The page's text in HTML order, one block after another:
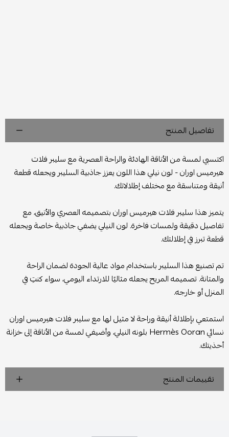
تفاصيل المنتج
اكتسبي لمسة من الأناقة الهادئة والراحة العصرية مع سليبر فلات
هيرميس اوران - لون نيلي هذا اللون يعزز جاذبية السليبر ويجعله قطعة
أنيقة ومتناسقة مع مختلف إطلالاتك.
يتميز هذا سليبر فلات هيرميس اوران بتصميمه العصري والأنيق، مع
تفاصيل دقيقة ولمسات فاخرة. لون النيلي يضفي جاذبية خاصة ويجعله
قطعة تبرز في إطلالتك.
تم تصنيع هذا السليبر باستخدام مواد عالية الجودة لضمان الراحة
والمتانة. تصميمه المريح يجعله مثاليًا للارتداء اليومي، سواء كنتِ في
المنزل أو خارجه.
استمتعي بإطلالة أنيقة وراحة لا مثيل لها مع سليبر فلات هيرميس اوران
نسائي Hermès Ooran بلونه النيلي، وأضيفي لمسة من الأناقة إلى خزانة
أحذيتك.
تقييمات المنتج